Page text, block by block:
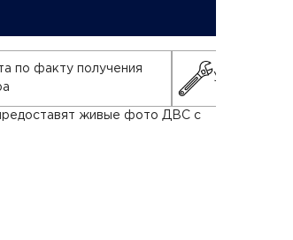
по факту получения
Установка
предоставят живые фото ДВС с